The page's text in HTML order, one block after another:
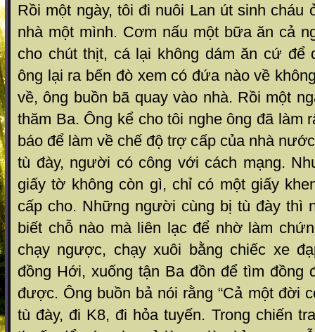
Rồi một ngày , tôi đi nuôi Lan út sinh
nhà một mình. C ơm nấu một bữa ăn cả
cho chút thịt, cá lại không dám ăn cứ để
ông lại ra bến đò xem có đứa nào về
về, ôn g buồn bã quay vào nhà. Rồi một
thăm Ba. Ông k ể cho tôi nghe ông đã làm
báo để làm về ch ế độ trợ cấp của nhà
tù đày, người có công với cách mạng.
giấy tờ không còn gì, chỉ có một giấy
cấp cho. Những người cùng bị t ù đày thì
bi ết chỗ nào mà liên lạc để nhờ l àm
chạy ng ược, chạy xuôi bằng chiếc xe
đồng Hới, xu ống tận Ba đồn để tìm đồng
được. Ông buồn bả nói rằng “Cả một đời
tù đày, đi K8, đi hỏa tuyến. Trong chiến